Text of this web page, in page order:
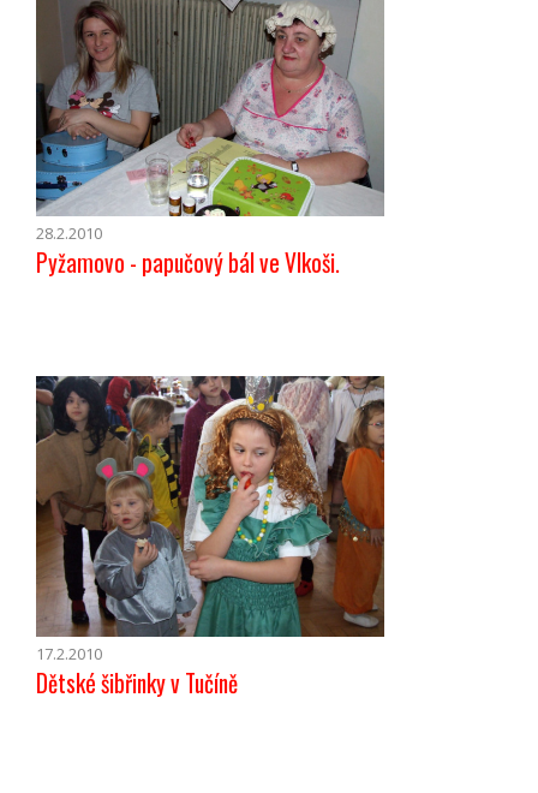
28.2.2010
Pyžamovo - papučový bál ve Vlkoši.
17.2.2010
Dětské šibřinky v Tučíně